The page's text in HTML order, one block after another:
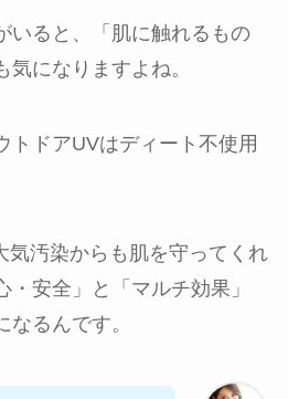
いると、「肌に触れるもの
になりますよね。
トドアUVはディート不使用
気汚染からも肌を守ってくれ
・安全」と「マルチ効果」
るんです。